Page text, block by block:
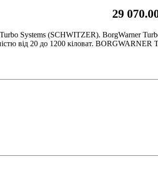
29
Systems (SCHWITZER). BorgWarner
від 20 до 1200 кіловат.